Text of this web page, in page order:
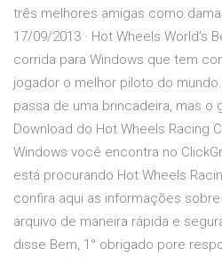
três melhores amigas como
17/09/2013 · Hot Wheels World’s
corrida para Windows que tem
jogador o melhor piloto do
passa de uma brincadeira, mas o
Download do Hot Wheels Racing
Windows você encontra no
está procurando Hot Wheels
confira aqui as informações
arquivo de maneira rápida e
disse Bem, 1° obrigado pore